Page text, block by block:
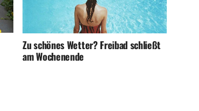
Zu schönes Wetter? Freibad schließt
am Wochenende